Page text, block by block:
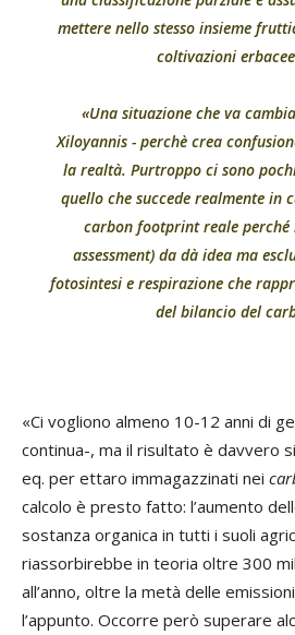
mettere nello stesso insieme
coltivazioni
«Una situazione che va
Xiloyannis - perchè crea
la realtà. Purtroppo ci sono
quello che succede realmente in
carbon footprint reale perché
assessment) da dà idea ma
fotosintesi e respirazione che
del bilancio del
«Ci vogliono almeno 10-12 anni di
continua-, ma il risultato è davvero
eq. per ettaro immagazzinati nei
calcolo è presto fatto: l’aumento
sostanza organica in tutti i suoli
riassorbirebbe in teoria oltre 300
all’anno, oltre la metà delle
l’appunto. Occorre però superare